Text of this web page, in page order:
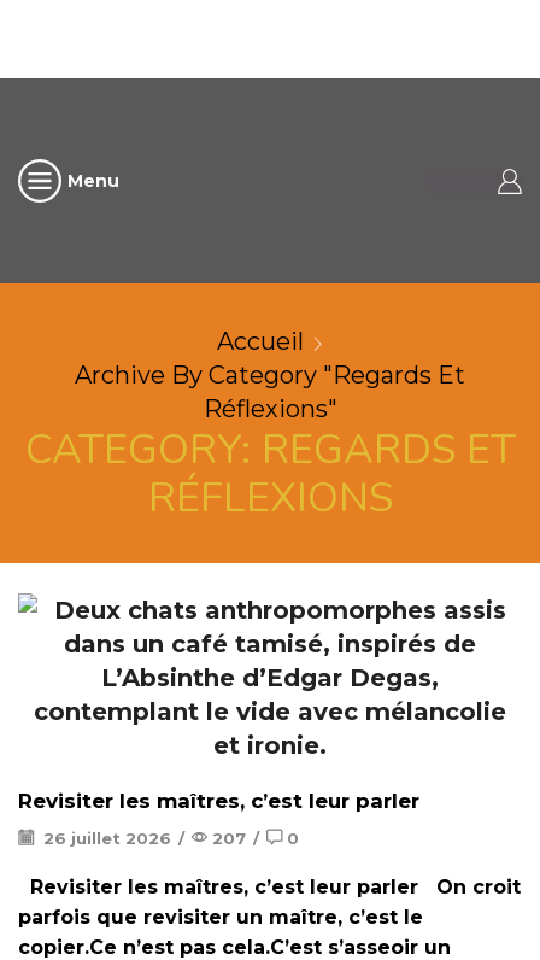
Menu
Accueil
Archive By Category "Regards Et
Réflexions"
CATEGORY: REGARDS ET
RÉFLEXIONS
Revisiter les maîtres, c’est leur parler
26 juillet 2026 / 207 / 0
Revisiter les maîtres, c’est leur parler On croit
parfois que revisiter un maître, c’est le
copier.Ce n’est pas cela.C’est s’asseoir un